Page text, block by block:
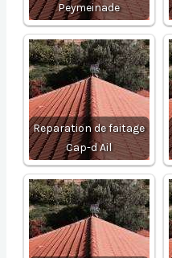
Peymeinade
Reparation de faitage
Cap-d Ail